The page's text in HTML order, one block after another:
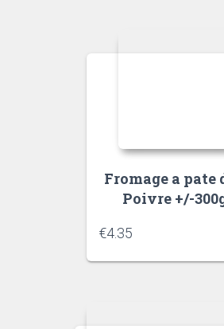
Fromage a pate
Poivre +/-
€4.35